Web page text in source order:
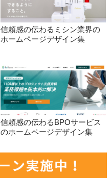
信頼感の伝わるミシン業界の
ホームページデザイン集
信頼感の伝わるBPOサービス
のホームページデザイン集